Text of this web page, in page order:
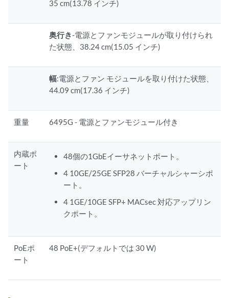
35 cm(13.78 インチ)
奥行き-電源とファンモジュールが取り付けられ
た状態、38.24 cm(15.05 インチ)
幅:電源とファン モジュールを取り付けた状態、
44.09 cm(17.36 インチ)
重量 6495G - 電源とファンモジュール付き
内蔵ポ
ート
48個の1GbEイーサネットポート。
4 10GE/25GE SFP28 バーチャルシャーシポ
ート。
4 1GE/10GE SFP+ MACsec 対応アップリン
クポート。
PoEポ
ート
48 PoE+(デフォルトでは 30 W)